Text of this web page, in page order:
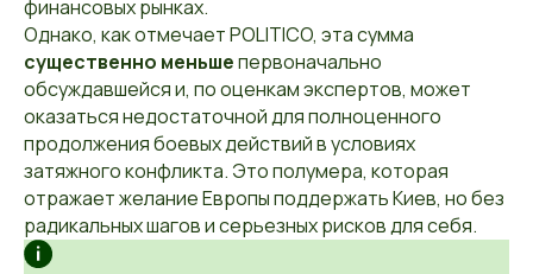
финансовых рынках.
Однако, как отмечает POLITICO, эта сумма
существенно меньшепервоначально
обсуждавшейся и, по оценкам экспертов, может
оказаться недостаточной для полноценного
продолжения боевых действий в условиях
затяжного конфликта. Это полумера, которая
отражает желание Европы поддержать Киев, но без
радикальных шагов и серьезных рисков для себя.